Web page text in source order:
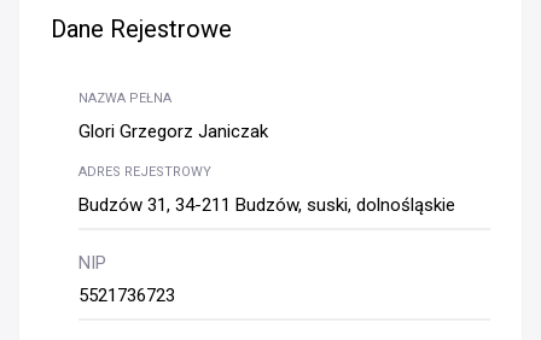
Dane Rejestrowe
NAZWA PEŁNA
Glori Grzegorz Janiczak
ADRES REJESTROWY
Budzów 31, 34-211 Budzów, suski, dolnośląskie
NIP
5521736723